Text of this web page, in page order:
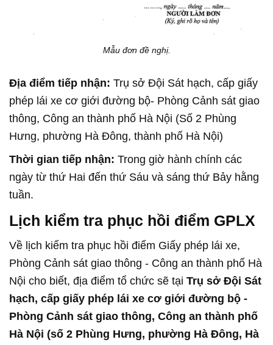
Mẫu đơn đề nghị.
Địa điểm tiếp nhận: Trụ sở Đội Sát hạch, cấp giấy
phép lái xe cơ giới đường bộ- Phòng Cảnh sát giao
thông, Công an thành phố Hà Nội (Số 2 Phùng
Hưng, phường Hà Đông, thành phố Hà Nội)
Thời gian tiếp nhận: Trong giờ hành chính các
ngày từ thứ Hai đến thứ Sáu và sáng thứ Bảy hằng
tuần.
Lịch kiểm tra phục hồi điểm GPLX
Về lịch kiểm tra phục hồi điểm Giấy phép lái xe,
Phòng Cảnh sát giao thông - Công an thành phố Hà
Nội cho biết, địa điểm tổ chức sẽ tại Trụ sở Đội Sát
hạch, cấp giấy phép lái xe cơ giới đường bộ -
Phòng Cảnh sát giao thông, Công an thành phố
Hà Nội (số 2 Phùng Hưng, phường Hà Đông, Hà